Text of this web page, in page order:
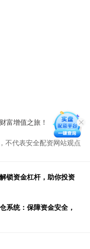
富增值之旅！
不代表安全配资网站观点
锁资金杠杆，助你投资
系统：保障资金安全，